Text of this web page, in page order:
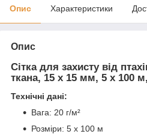
Опис Характеристики
Опис
Сітка для захисту від
ткана, 15 x 15 мм, 5 x 100
Технічні дані:
Вага: 20 г/м²
Розміри: 5 х 100 м